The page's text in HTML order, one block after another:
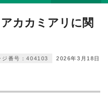
カカミアリに関
2026年3月18日
ジ番号：404103